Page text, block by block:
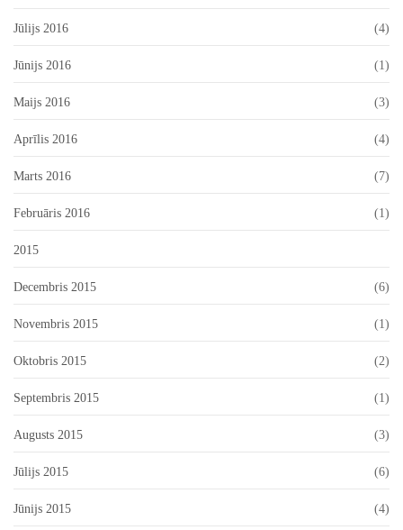
Jūlijs 2016 (4)
Jūnijs 2016 (1)
Maijs 2016 (3)
Aprīlis 2016 (4)
Marts 2016 (7)
Februāris 2016 (1)
2015
Decembris 2015 (6)
Novembris 2015 (1)
Oktobris 2015 (2)
Septembris 2015 (1)
Augusts 2015 (3)
Jūlijs 2015 (6)
Jūnijs 2015 (4)